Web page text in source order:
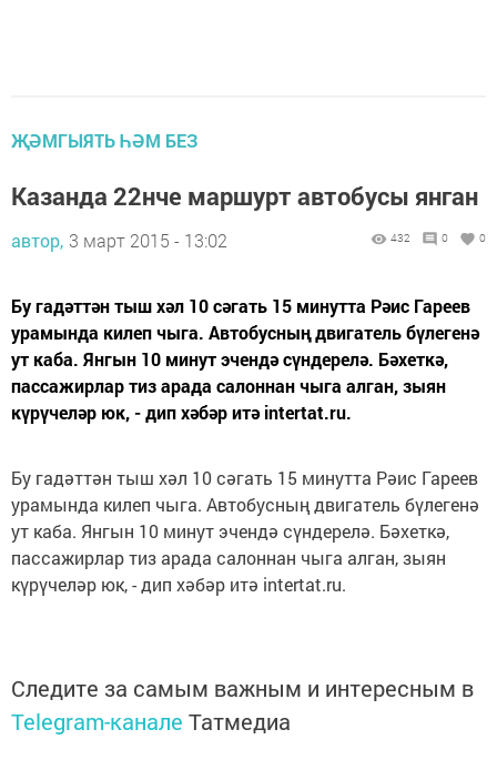
ҖӘМГЫЯТЬ ҺӘМ БЕЗ
Казанда 22нче маршурт автобусы янган
автор, 3 март 2015 - 13:02 432 0 0
Бу гадәттән тыш хәл 10 сәгать 15 минутта Рәис Гареев
урамында килеп чыга. Автобусның двигатель бүлегенә
ут каба. Янгын 10 минут эчендә сүндерелә. Бәхеткә,
пассажирлар тиз арада салоннан чыга алган, зыян
күрүчеләр юк, - дип хәбәр итә intertat.ru.
Бу гадәттән тыш хәл 10 сәгать 15 минутта Рәис Гареев
урамында килеп чыга. Автобусның двигатель бүлегенә
ут каба. Янгын 10 минут эчендә сүндерелә. Бәхеткә,
пассажирлар тиз арада салоннан чыга алган, зыян
күрүчеләр юк, - дип хәбәр итә intertat.ru.
Следите за самым важным и интересным в
Telegram-канале Татмедиа